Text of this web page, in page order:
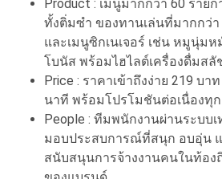
Product : เมนูมากกว่า 60 ราย
ทั้งติ่มซำ ของทานเล่นที่มากกว่
และเมนูซิกเนเจอร์ เช่น หมูนุ่ม
โบนัส พร้อมไฮไลต์เครื่องดื่มสลั
Price : ราคาเข้าถึงง่าย 219 บา
นาที พร้อมโปรโมชันต่อเนื่องทุ
People : ทีมพนักงานผ่านระบบ
มอบประสบการณ์ที่สนุก อบอุ่น แ
สนับสนุนการจ้างงานคนในท้อง